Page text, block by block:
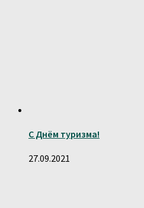
С Днём туризма!
27.09.2021